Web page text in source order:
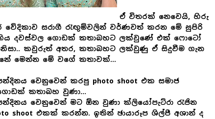
ඒ විතරක් නෙවෙයි, හිරු
වේදිකාව සරාගී රැඟුම්වලින් වර්ණවත් කරන මේ සුපිරි
දවස්වල ගොඩක් කතාබහට ලක්වුණේ එක් ෆොටෝ
කවුරුත් අතර, කතාබහට ලක්වුණු ඒ සිදුවීම ගැන
මෙන්න මේ වගේ කතාවක්...
වෙනුවෙන් කරපු photo shoot එක සමාජ
කතාබහ වුණා...
වෙනුවෙන් මට ඕන වුණා ක්ලියෝපැට්රා රැජින
shoot එකක් කරන්න. ඉතින් ඡායාරූප ශිල්පී අශාන් ද